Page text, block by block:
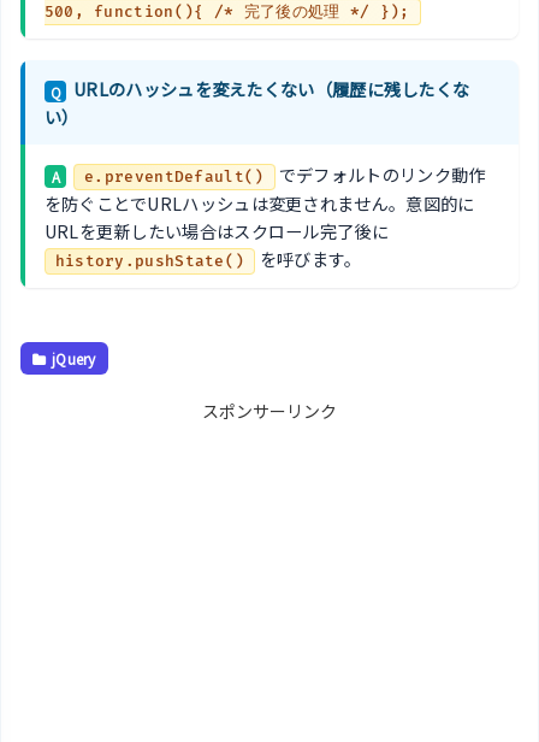
500, function(){ /* 完了後の処理 */ });
Q
URLのハッシュを変えたくない（履歴に残したくな
い）
A e.preventDefault()
でデフォルトのリンク動作
を防ぐことでURLハッシュは変更されません。意図的に
URLを更新したい場合はスクロール完了後に
history.pushState() を呼びます。
jQuery
スポンサーリンク